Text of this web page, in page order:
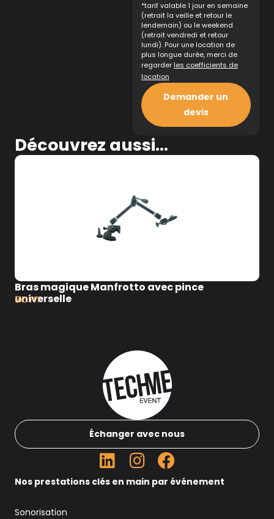
*tarif valable 1 jour en semaine
(retrait la veille et retour le
lendemain) ou le weekend
(retrait vendredi et retour
lundi). Pour une location de
plus longue durée, merci de
regarder les coefficients de
location
Demander un
devis
Découvrez aussi...
Bras magique Manfrotto avec pince
universelle
8€ HT
Échanger avec nous
Nos prestations clés en main par événement
Sonorisation